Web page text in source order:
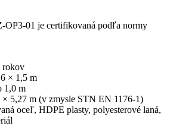
OP3-01 je certifikovaná podľa normy
rokov
× 1,5 m
1,0 m
× 5,27 m (v zmysle STN EN 1176-1)
oceľ, HDPE plasty, polyesterové laná,